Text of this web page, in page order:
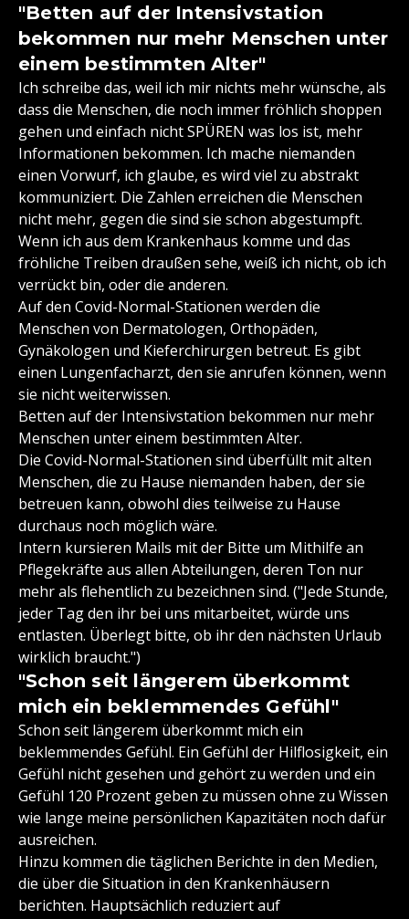
"Betten auf der Intensivstation
bekommen nur mehr Menschen unter
einem bestimmten Alter"
Ich schreibe das, weil ich mir nichts mehr wünsche, als
dass die Menschen, die noch immer fröhlich shoppen
gehen und einfach nicht SPÜREN was los ist, mehr
Informationen bekommen. Ich mache niemanden
einen Vorwurf, ich glaube, es wird viel zu abstrakt
kommuniziert. Die Zahlen erreichen die Menschen
nicht mehr, gegen die sind sie schon abgestumpft.
Wenn ich aus dem Krankenhaus komme und das
fröhliche Treiben draußen sehe, weiß ich nicht, ob ich
verrückt bin, oder die anderen.
Auf den Covid-Normal-Stationen werden die
Menschen von Dermatologen, Orthopäden,
Gynäkologen und Kieferchirurgen betreut. Es gibt
einen Lungenfacharzt, den sie anrufen können, wenn
sie nicht weiterwissen.
Betten auf der Intensivstation bekommen nur mehr
Menschen unter einem bestimmten Alter.
Die Covid-Normal-Stationen sind überfüllt mit alten
Menschen, die zu Hause niemanden haben, der sie
betreuen kann, obwohl dies teilweise zu Hause
durchaus noch möglich wäre.
Intern kursieren Mails mit der Bitte um Mithilfe an
Pflegekräfte aus allen Abteilungen, deren Ton nur
mehr als flehentlich zu bezeichnen sind. ("Jede Stunde,
jeder Tag den ihr bei uns mitarbeitet, würde uns
entlasten. Überlegt bitte, ob ihr den nächsten Urlaub
wirklich braucht.")
"Schon seit längerem überkommt
mich ein beklemmendes Gefühl"
Schon seit längerem überkommt mich ein
beklemmendes Gefühl. Ein Gefühl der Hilflosigkeit, ein
Gefühl nicht gesehen und gehört zu werden und ein
Gefühl 120 Prozent geben zu müssen ohne zu Wissen
wie lange meine persönlichen Kapazitäten noch dafür
ausreichen.
Hinzu kommen die täglichen Berichte in den Medien,
die über die Situation in den Krankenhäusern
berichten. Hauptsächlich reduziert auf